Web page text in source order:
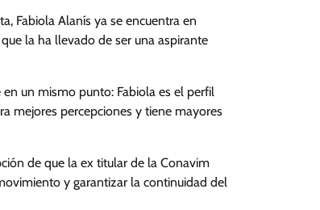
Fabiola Alanís ya se encuentra en
la ha llevado de ser una aspirante
un mismo punto: Fabiola es el perfil
mejores percepciones y tiene mayores
de que la ex titular de la Conavim
y garantizar la continuidad del